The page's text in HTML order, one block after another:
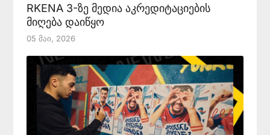
RKENA 3-ზე მედია აკრედიტაციების
მიღება დაიწყო
05 Მაი, 2026